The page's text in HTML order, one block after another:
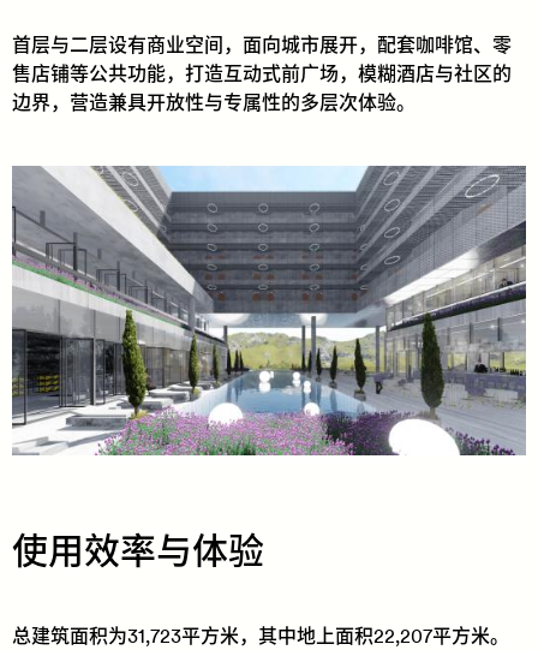
首层与二层设有商业空间，面向城市展开，配套咖啡馆、零
售店铺等公共功能，打造互动式前广场，模糊酒店与社区的
边界，营造兼具开放性与专属性的多层次体验。
使用效率与体验
总建筑面积为31,723平方米，其中地上面积22,207平方米。